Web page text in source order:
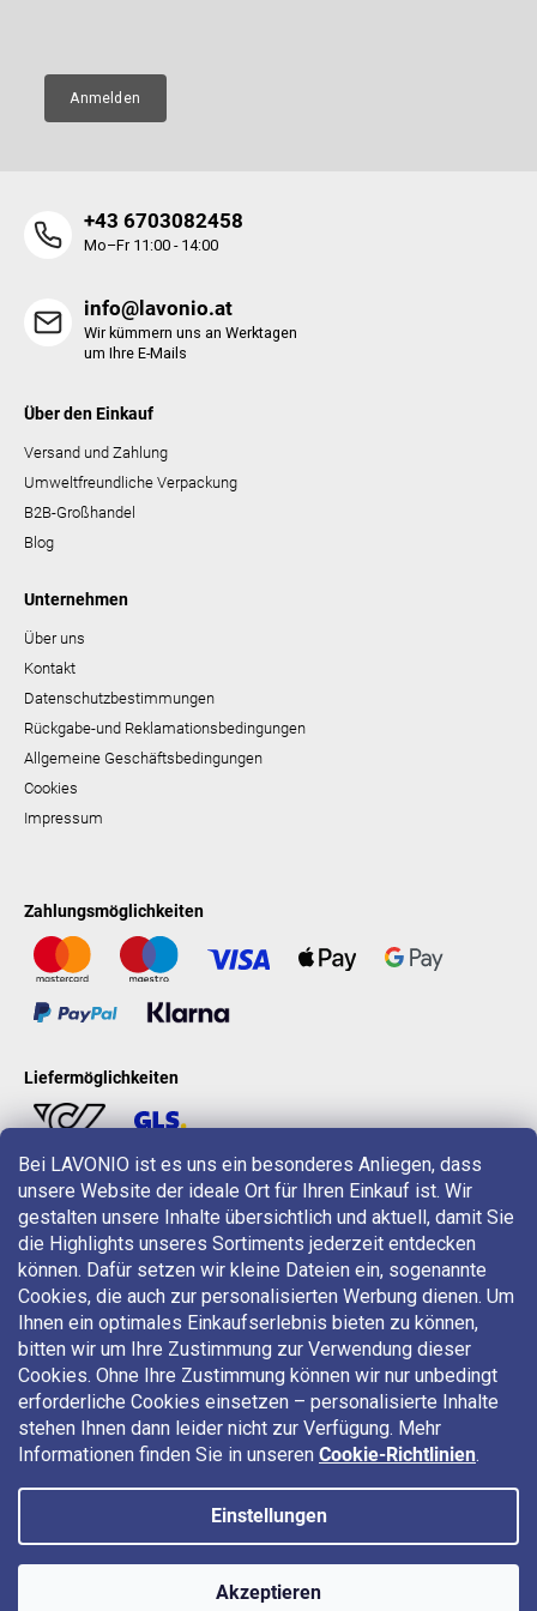
Bei LAVONIO ist es uns ein besonderes Anliegen, dass
unsere Website der ideale Ort für Ihren Einkauf ist. Wir
gestalten unsere Inhalte übersichtlich und aktuell, damit Sie
die Highlights unseres Sortiments jederzeit entdecken
können. Dafür setzen wir kleine Dateien ein, sogenannte
Cookies, die auch zur personalisierten Werbung dienen. Um
Ihnen ein optimales Einkaufserlebnis bieten zu können,
bitten wir um Ihre Zustimmung zur Verwendung dieser
Cookies. Ohne Ihre Zustimmung können wir nur unbedingt
erforderliche Cookies einsetzen – personalisierte Inhalte
stehen Ihnen dann leider nicht zur Verfügung. Mehr
Informationen finden Sie in unseren Cookie-Richtlinien.
Einstellungen
Akzeptieren
Anmelden
+43 6703082458
Mo–Fr 11:00 - 14:00
info@lavonio.at
Wir kümmern uns an Werktagen
um Ihre E-Mails
Über den Einkauf
Versand und Zahlung
Umweltfreundliche Verpackung
B2B-Großhandel
Blog
Unternehmen
Über uns
Kontakt
Datenschutzbestimmungen
Rückgabe-und Reklamationsbedingungen
Allgemeine Geschäftsbedingungen
Cookies
Impressum
Zahlungsmöglichkeiten
Liefermöglichkeiten
LAVONIO in der Welt
Für Aktionen, Gewinnspiele und Rabatte folgen Sie uns auf:
Copyright 2026 LAVONIO.at. Alle Rechte vorbehalten.